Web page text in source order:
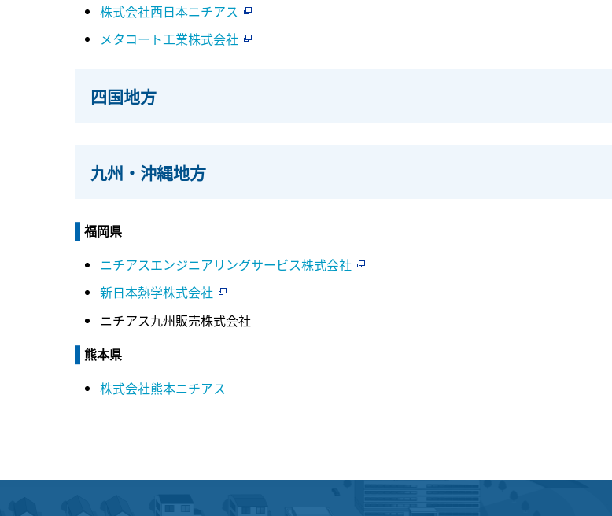
株式会社西日本ニチアス
メタコート工業株式会社
四国地方
九州・沖縄地方
福岡県
ニチアスエンジニアリングサービス株式会社
新日本熱学株式会社
ニチアス九州販売株式会社
熊本県
株式会社熊本ニチアス